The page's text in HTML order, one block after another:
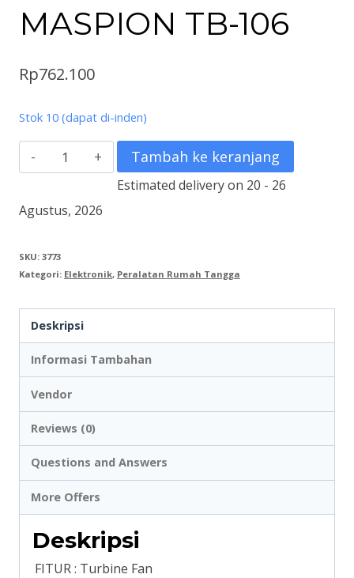
MASPION TB-106
Rp762.100
Stok 10 (dapat di-inden)
Kuantitas
Turbine
Fan
inch
MASPION
TB-
106
Tambah ke keranjang
Estimated delivery on 20 - 26
Agustus, 2026
SKU: 3773
Kategori: Elektronik, Peralatan Rumah Tangga
Deskripsi
Informasi Tambahan
Vendor
Reviews (0)
Questions and Answers
More Offers
Deskripsi
FITUR : Turbine Fan